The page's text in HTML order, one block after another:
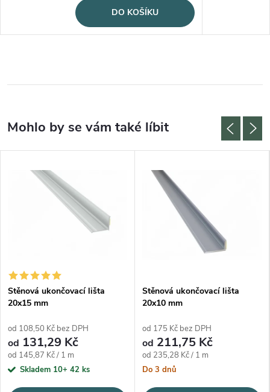
DO KOŠÍKU
Stěnová ukončovací lišta
20x15 mm
od 108,50 Kč bez DPH
od 131,29 Kč
Měrná cena:
od 145,87 Kč / 1 m
Skladem 10+ 42 ks
Stěnová ukončovací lišta
20x10 mm
od 175 Kč bez DPH
od 211,75 Kč
Měrná cena:
od 235,28 Kč / 1 m
Do 3 dnů